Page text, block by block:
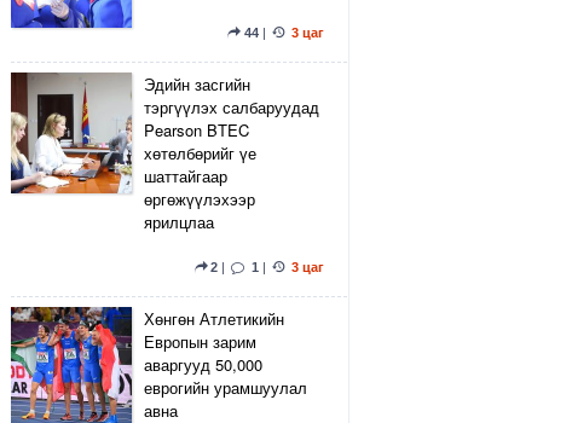
44| 3 цаг
Эдийн засгийн
тэргүүлэх салбаруудад
Pearson BTEC
хөтөлбөрийг үе
шаттайгаар
өргөжүүлэхээр
ярилцлаа
2 | 1 | 3 цаг
Хөнгөн Атлетикийн
Европын зарим
аваргууд 50,000
еврогийн урамшуулал
авна